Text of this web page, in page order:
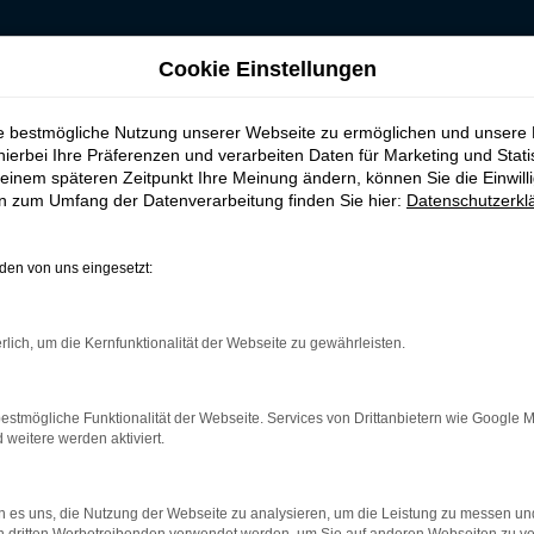
Tageszulassung kaufen, leasen, finanzieren für Hannover
Custom Tageszulassung in
umfassende Recherchen durch. Haben Sie dabei auch
kaum eine günstigere Möglichkeit für einen echten
entsprechend frisch aus dem Werk stammt. Der
und nur darauf wartet, von Ihnen in Hannover gefahren zu
Cookie Einstellungen
bestmögliche Nutzung unserer Webseite zu ermöglichen und unsere
Ihre Präferenzen und verarbeiten Daten für Marketing und
späteren Zeitpunkt Ihre Meinung ändern, können Sie die
zum Umfang der Datenverarbeitung finden Sie hier:
von uns eingesetzt:
um die Kernfunktionalität der Webseite zu gewährleisten.
Funktionalität der Webseite. Services von Drittanbietern wie Google
weitere werden aktiviert.
es uns, die Nutzung der Webseite zu analysieren, um die Leistung zu messen